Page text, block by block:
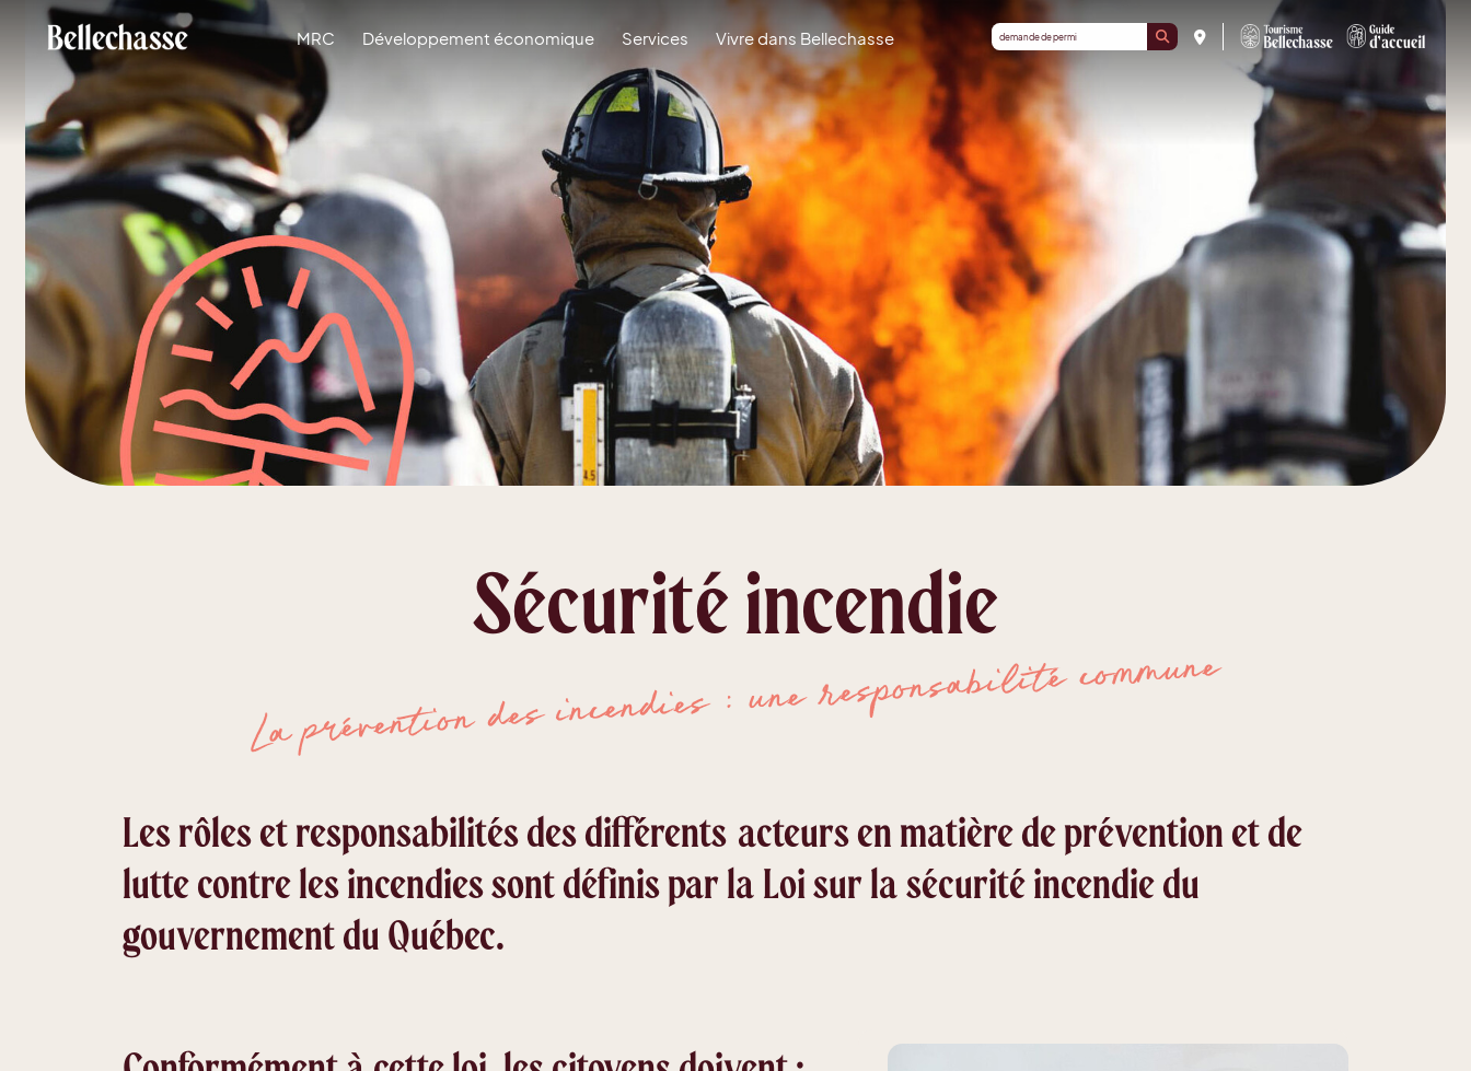
MRC Développement économique Services Vivre dans Bellechasse
Sécurité incendie
La prévention des incendies : une responsabilité commune
Les rôles et responsabilités des différents acteurs en matière de prévention et de
lutte contre les incendies sont définis par la Loi sur la sécurité incendie du
gouvernement du Québec.